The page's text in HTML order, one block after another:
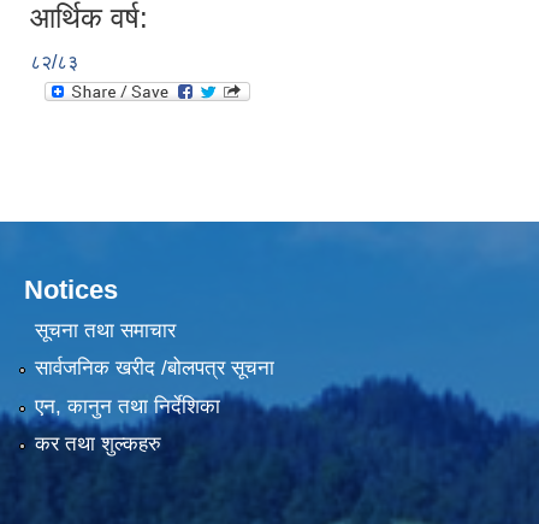
आर्थिक वर्ष:
८२/८३
Notices
सूचना तथा समाचार
सार्वजनिक खरीद /बोलपत्र सूचना
एन, कानुन तथा निर्देशिका
कर तथा शुल्कहरु